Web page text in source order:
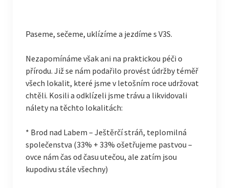
Paseme, sečeme, uklízíme a jezdíme s V3S.
Nezapomínáme však ani na praktickou péči o
přírodu. Již se nám podařilo provést údržby téměř
všech lokalit, které jsme v letošním roce udržovat
chtěli. Kosili a odklízeli jsme trávu a likvidovali
nálety na těchto lokalitách:
* Brod nad Labem – Ještěrčí stráň, teplomilná
společenstva (33% + 33% ošetřujeme pastvou –
ovce nám čas od času utečou, ale zatím jsou
kupodivu stále všechny)